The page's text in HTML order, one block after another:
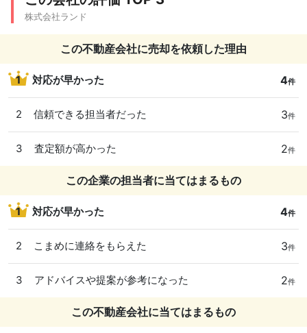
株式会社ランド
この不動産会社に売却を依頼した理由
1 対応が早かった 4件
2 信頼できる担当者だった 3件
3 査定額が高かった 2件
この企業の担当者に当てはまるもの
1 対応が早かった 4件
2 こまめに連絡をもらえた 3件
3 アドバイスや提案が参考になった 2件
この不動産会社に当てはまるもの